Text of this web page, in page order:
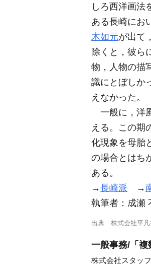
しろ西洋画法
ある長崎にお
木如元が出て
除くと，彼ら
物，人物の描
識にとぼしか
えなかった。
一般に，洋
える。この期
化現象を母胎
の場合とはち
ある。
→長崎派 →
執筆者： 成瀬
出典 株式会社平
一般事務/「複
株式会社スタッ